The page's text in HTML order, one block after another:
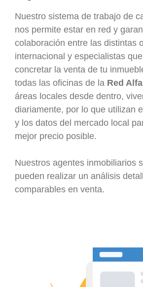
Nuestro sistema de trabajo de
nos permite estar en red y
colaboración entre las distintas
internacional y especialistas
concretar la venta de tu
todas las oficinas de la Red Alfa
áreas locales desde dentro,
diariamente, por lo que utilizan
y los datos del mercado local
mejor precio posible.
Nuestros agentes inmobiliarios
pueden realizar un análisis
comparables en venta.